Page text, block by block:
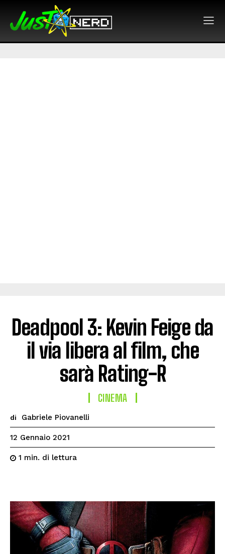
Deadpool 3: Kevin Feige da
il via libera al film, che
sarà Rating-R
CINEMA
di Gabriele Piovanelli
12 Gennaio 2021
1 min. di lettura